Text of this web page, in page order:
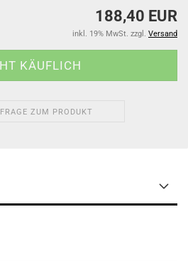
188,40 EUR
inkl. 19% MwSt. zzgl. Versand
FRAGE ZUM PRODUKT